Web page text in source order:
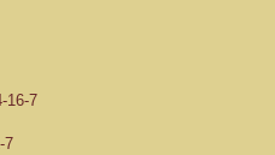
16-7
7